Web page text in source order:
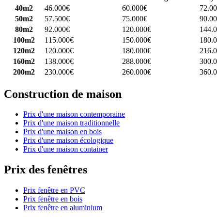
40m2
46.000€ 60.000€
50m2
57.500€ 75.000€
80m2
92.000€ 120.000€
100m2
115.000€ 150.000€
120m2
120.000€ 180.000€
160m2
138.000€ 288.000€
200m2
230.000€ 260.000€
Construction de maison
Prix d'une maison contemporaine
Prix d'une maison traditionnelle
Prix d'une maison en bois
Prix d'une maison écologique
Prix d'une maison container
Prix des fenêtres
Prix fenêtre en PVC
Prix fenêtre en bois
Prix fenêtre en aluminium